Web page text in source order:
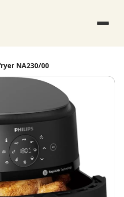
NA230/00